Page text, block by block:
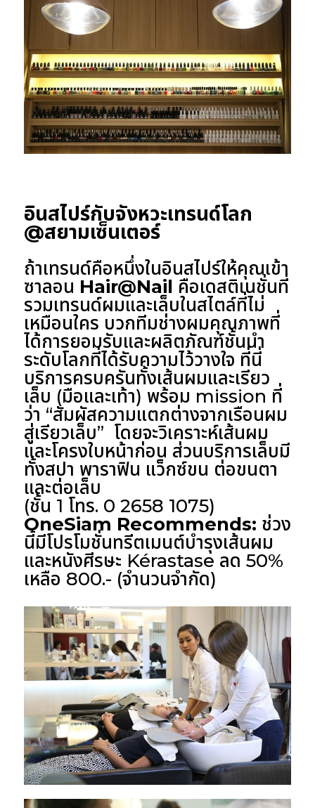
อินสไปร์กับจังหวะเทรนด์โลก
@สยามเซ็นเตอร์
ถ้าเทรนด์คือหนึ่งในอินสไปร์ให้คุณเข้า
ซาลอน Hair@Nail คือเดสติเนชั่นที่
รวมเทรนด์ผมและเล็บในสไตล์ที่ไม่
เหมือนใคร บวกทีมช่างผมคุณภาพที่
ได้การยอมรับและผลิตภัณฑ์ชั้นนำ
ระดับโลกที่ได้รับความไว้วางใจ ที่นี่
บริการครบครันทั้งเส้นผมและเรียว
เล็บ (มือและเท้า) พร้อม mission ที่
ว่า “สัมผัสความแตกต่างจากเรือนผม
สู่เรียวเล็บ” โดยจะวิเคราะห์เส้นผม
และโครงใบหน้าก่อน ส่วนบริการเล็บมี
ทั้งสปา พาราฟิน แว็กซ์ขน ต่อขนตา
และต่อเล็บ
(ชั้น 1 โทร. 0 2658 1075)
OneSiam Recommends: ช่วง
นี้มีโปรโมชั่นทรีตเมนต์บำรุงเส้นผม
และหนังศีรษะ Kérastase ลด 50%
เหลือ 800.- (จำนวนจำกัด)